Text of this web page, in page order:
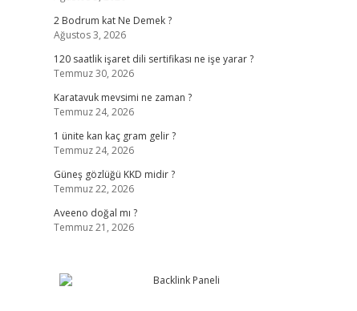
2 Bodrum kat Ne Demek ?
Ağustos 3, 2026
120 saatlik işaret dili sertifikası ne işe yarar ?
Temmuz 30, 2026
Karatavuk mevsimi ne zaman ?
Temmuz 24, 2026
1 ünite kan kaç gram gelir ?
Temmuz 24, 2026
Güneş gözlüğü KKD midir ?
Temmuz 22, 2026
Aveeno doğal mı ?
Temmuz 21, 2026